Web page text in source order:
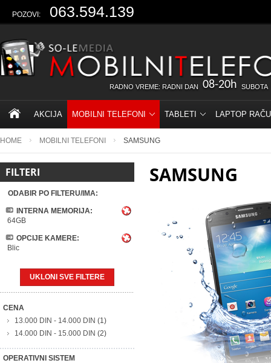
POZOVI: 063.594.139
RADNO VREME: RADNI DAN 08-20h SUBOTA
AKCIJA MOBILNI TELEFONI TABLETI LAPTOP
HOME MOBILNI TELEFONI SAMSUNG
FILTERI
ODABIR PO FILTERU/IMA:
INTERNA MEMORIJA:
64GB
OPCIJE KAMERE:
Blic
UKLONI SVE FILTERE
CENA
13.000 DIN - 14.000 DIN (1)
14.000 DIN - 15.000 DIN (2)
OPERATIVNI SISTEM
SAMSUNG